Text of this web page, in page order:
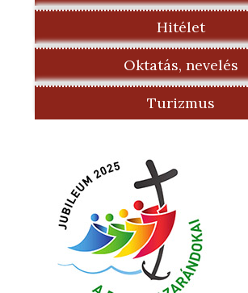
Hitélet
Oktatás, nevelés
Turizmus